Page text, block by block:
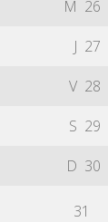
M 26
J 27
V 28
S 29
D 30
31